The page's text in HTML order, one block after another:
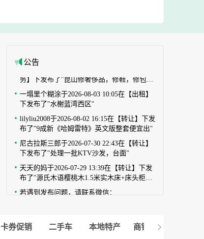
公告
了"萧林路844号黄金店铺！"
修改衣服，于2026-08-03 10:11在【生活服
改包，修拉链，拉杆箱，修改衣服，鞋"
下发布了"水榭蓝湾西区"
布了"9成新《哈姆雷特》英文版整套便宜出"
下发布了"处理一批KTV沙发，台面"
布了"源氏木语樱桃木1.5米实木床+床头柜
+床垫套装，北美FAS级"
18888186330
卡券促销 二手车 本地特产 商铺厂房